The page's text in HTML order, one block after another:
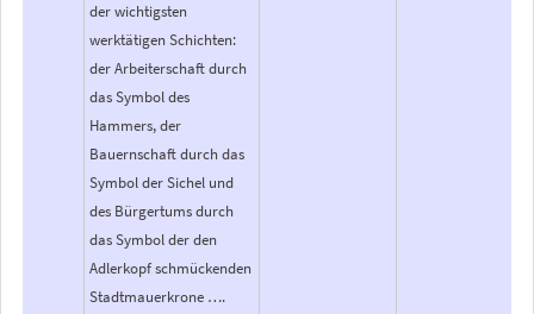
der wichtigsten
werktätigen Schichten:
der Arbeiterschaft durch
das Symbol des
Hammers, der
Bauernschaft durch das
Symbol der Sichel und
des Bürgertums durch
das Symbol der den
Adlerkopf schmückenden
Stadtmauerkrone ….